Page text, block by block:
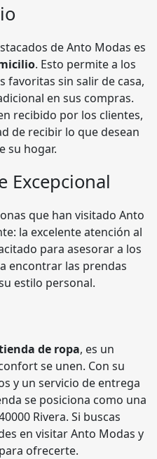
de Anto Modas es
. Esto permite a los
favoritas sin salir de casa,
en sus compras.
recibido por los clientes,
de recibir lo que desean
su hogar.
Excepcional
que han visitado Anto
la excelente atención al
para asesorar a los
encontrar las prendas
estilo personal.
de ropa, es un
se unen. Con su
y un servicio de entrega
se posiciona como una
Rivera. Si buscas
en visitar Anto Modas y
ofrecerte.